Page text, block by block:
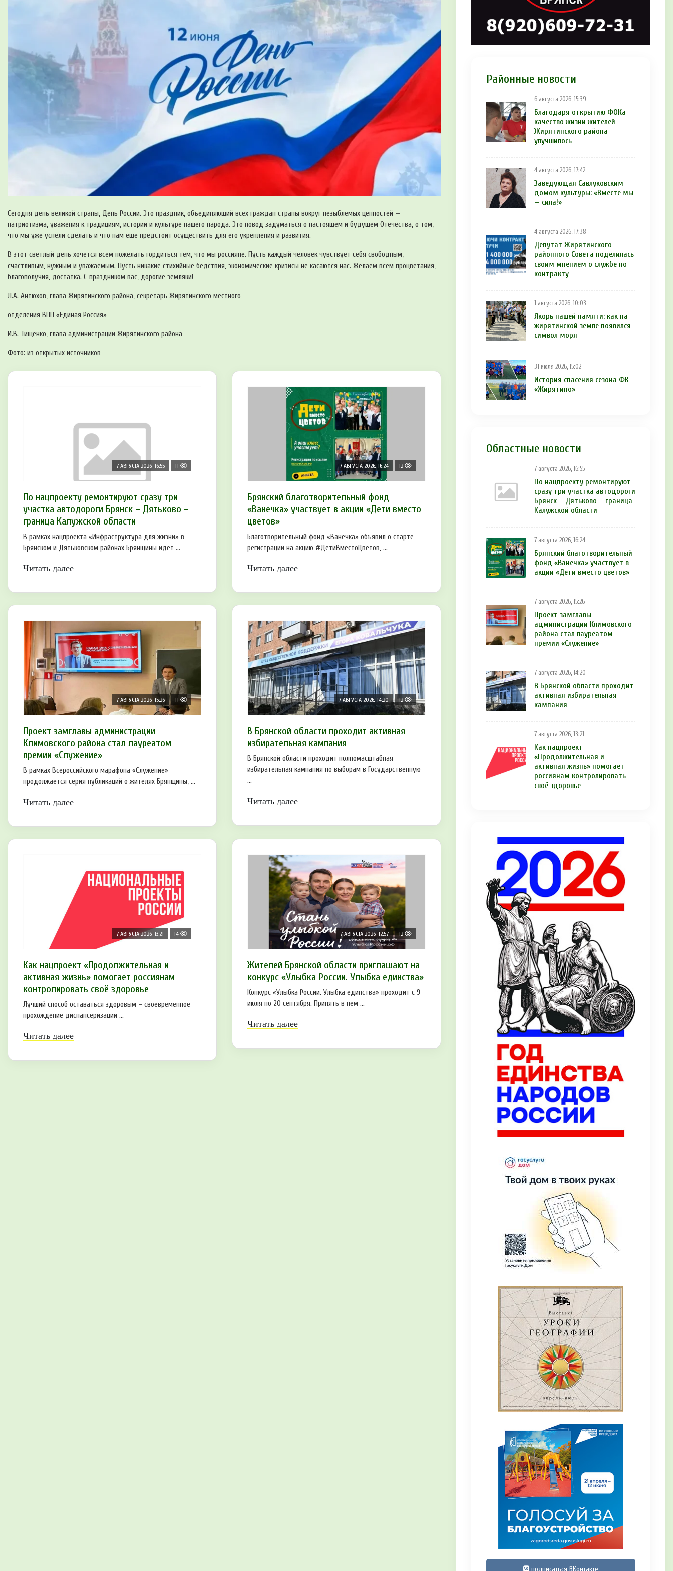
Сегодня день великой страны, День России. Это праздник, объединяющий всех граждан страны вокруг незыблемых ценностей —
патриотизма, уважения к традициям, истории и культуре нашего народа. Это повод задуматься о настоящем и будущем Отечества, о том,
что мы уже успели сделать и что нам еще предстоит осуществить для его укрепления и развития.
В этот светлый день хочется всем пожелать гордиться тем, что мы россияне. Пусть каждый человек чувствует себя свободным,
счастливым, нужным и уважаемым. Пусть никакие стихийные бедствия, экономические кризисы не касаются нас. Желаем всем процветания,
благополучия, достатка. С праздником вас, дорогие земляки!
Л.А. Антюхов, глава Жирятинского района, секретарь Жирятинского местного
отделения ВПП «Единая Россия»
И.В. Тищенко, глава администрации Жирятинского района
Фото: из открытых источников
7 АВГУСТА 2026, 16:55 11
По нацпроекту ремонтируют сразу три
участка автодороги Брянск – Дятьково –
граница Калужской области
В рамках нацпроекта «Инфраструктура для жизни» в
Брянском и Дятьковском районах Брянщины идет ...
Читать далее
7 АВГУСТА 2026, 16:24 12
Брянский благотворительный фонд
«Ванечка» участвует в акции «Дети вместо
цветов»
Благотворительный фонд «Ванечка» объявил о старте
регистрации на акцию #ДетиВместоЦветов, ...
Читать далее
7 АВГУСТА 2026, 15:26 11
Проект замглавы администрации
Климовского района стал лауреатом
премии «Служение»
В рамках Всероссийского марафона «Служение»
продолжается серия публикаций о жителях Брянщины, ...
Читать далее
7 АВГУСТА 2026, 14:20 12
В Брянской области проходит активная
избирательная кампания
В Брянской области проходит полномасштабная
избирательная кампания по выборам в Государственную
...
Читать далее
7 АВГУСТА 2026, 13:21 14
Как нацпроект «Продолжительная и
активная жизнь» помогает россиянам
контролировать своё здоровье
Лучший способ оставаться здоровым – своевременное
прохождение диспансеризации ...
Читать далее
7 АВГУСТА 2026, 12:57 12
Жителей Брянской области приглашают на
конкурс «Улыбка России. Улыбка единства»
Конкурс «Улыбка России. Улыбка единства» проходит с 9
июля по 20 сентября. Принять в нем ...
Читать далее
Районные новости
6 августа 2026, 15:39
Благодаря открытию ФОКа
качество жизни жителей
Жирятинского района
улучшилось
4 августа 2026, 17:42
Заведующая Савлуковским
домом культуры: «Вместе мы
— сила!»
4 августа 2026, 17:38
Депутат Жирятинского
районного Совета поделилась
своим мнением о службе по
контракту
1 августа 2026, 10:03
Якорь нашей памяти: как на
жирятинской земле появился
символ моря
31 июля 2026, 15:02
История спасения сезона ФК
«Жирятино»
Областные новости
7 августа 2026, 16:55
По нацпроекту ремонтируют
сразу три участка автодороги
Брянск – Дятьково – граница
Калужской области
7 августа 2026, 16:24
Брянский благотворительный
фонд «Ванечка» участвует в
акции «Дети вместо цветов»
7 августа 2026, 15:26
Проект замглавы
администрации Климовского
района стал лауреатом
премии «Служение»
7 августа 2026, 14:20
В Брянской области проходит
активная избирательная
кампания
7 августа 2026, 13:21
Как нацпроект
«Продолжительная и
активная жизнь» помогает
россиянам контролировать
своё здоровье